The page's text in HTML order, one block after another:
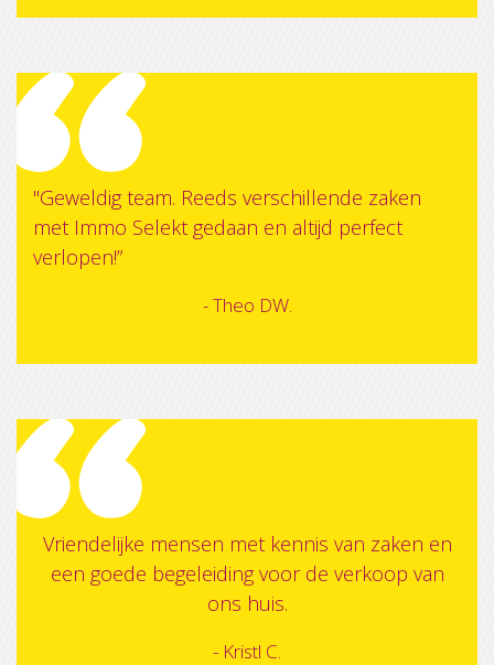
"Geweldig team. Reeds verschillende zaken
met Immo Selekt gedaan en altijd perfect
verlopen!”
- Theo DW.
Vriendelijke mensen met kennis van zaken en
een goede begeleiding voor de verkoop van
ons huis.
- Kristl C.